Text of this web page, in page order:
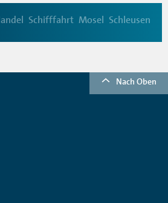
Schifffahrt Mosel Schleusen
Nach Oben